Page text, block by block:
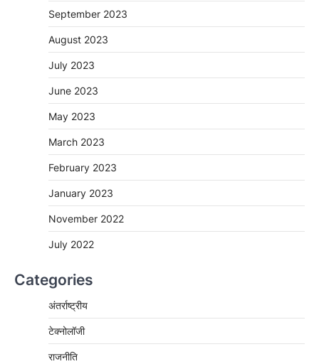
September 2023
August 2023
July 2023
June 2023
May 2023
March 2023
February 2023
January 2023
November 2022
July 2022
Categories
अंतर्राष्ट्रीय
टेक्नोलॉजी
राजनीति